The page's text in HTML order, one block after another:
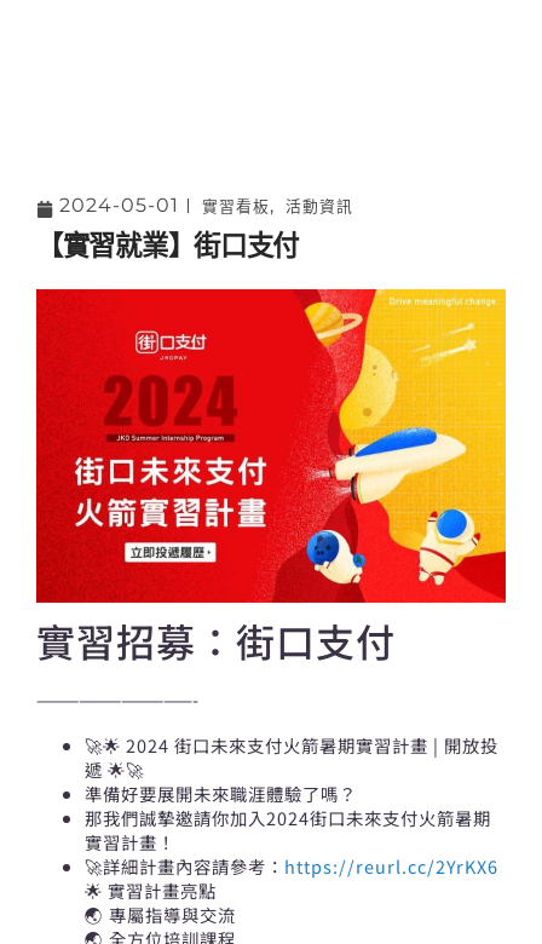
2024-05-01 實習看板 , 活動資訊
【實習就業】街口支付
實習招募：街口支付
———————————-
🚀🌟 2024 街口未來支付火箭暑期實習計畫 | 開放投
遞 🌟🚀
準備好要展開未來職涯體驗了嗎？
那我們誠摯邀請你加入2024街口未來支付火箭暑期
實習計畫！
🚀詳細計畫內容請參考： https://reurl.cc/2YrKX6
🌟 實習計畫亮點
🌏 專屬指導與交流